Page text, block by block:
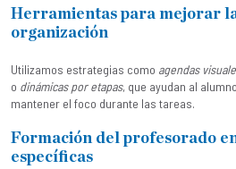
Herramientas para mejorar
organización
Utilizamos estrategias como agendas
o dinámicas por etapas, que ayudan al
mantener el foco durante las tareas.
Formación del profesorado
específicas